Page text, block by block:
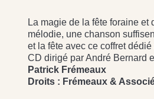
La magie de la fête foraine et
mélodie, une chanson
et la fête avec ce coffret
CD dirigé par André Bernard
Patrick Frémeaux
Droits : Frémeaux &